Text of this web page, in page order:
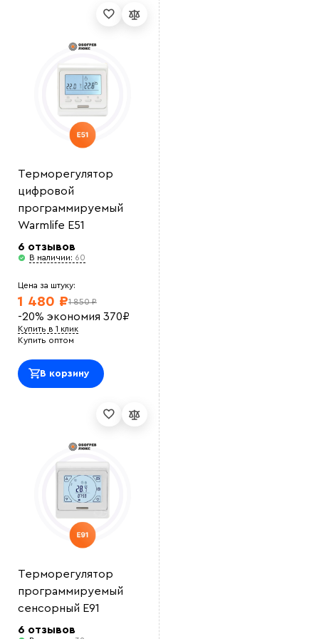
Терморегулятор
цифровой
программируемый
Warmlife E51
6 отзывов
В наличии: 60
Цена за штуку:
1 850 ₽
1 480 ₽
-20% экономия 370₽
Купить в 1 клик
Купить оптом
В корзину
Терморегулятор
программируемый
сенсорный E91
6 отзывов